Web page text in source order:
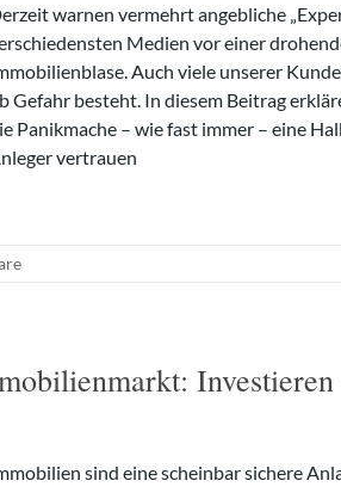
warnen vermehrt angebliche
Medien vor einer
Auch viele unserer
Gefahr besteht. In diesem Beitrag
Panikmache – wie fast immer – eine
vertrauen
Investieren
sind eine scheinbar sichere